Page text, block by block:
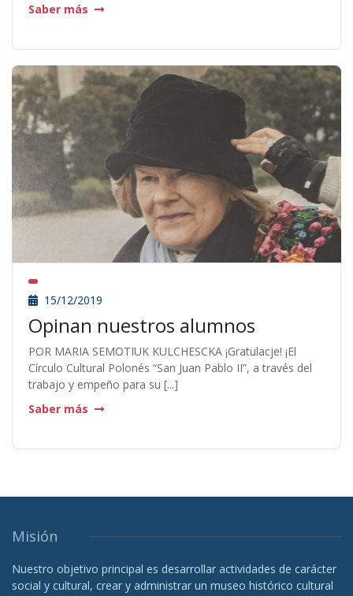
Saber más
15/12/2019
Opinan nuestros alumnos
POR MARIA SEMOTIUK KULCHESCKA ¡Gratulacje! ¡El
Círculo Cultural Polonés “San Juan Pablo II”, a través del
trabajo y empeño para su [...]
Saber más
Misión
Nuestro objetivo principal es desarrollar actividades de carácter
social y cultural, crear y administrar un museo histórico cultural